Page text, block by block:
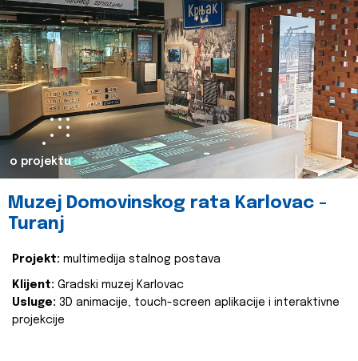
o projektu
Muzej Domovinskog rata Karlovac -
Turanj
Projekt: multimedija stalnog postava
Klijent: Gradski muzej Karlovac
Usluge: 3D animacije, touch-screen aplikacije i interaktivne
projekcije